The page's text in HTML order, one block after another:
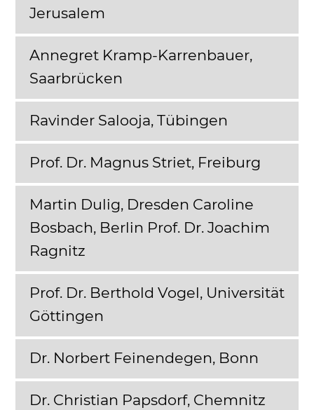
Jerusalem
Annegret Kramp-Karrenbauer,
Saarbrücken
Ravinder Salooja, Tübingen
Prof. Dr. Magnus Striet, Freiburg
Martin Dulig, Dresden Caroline
Bosbach, Berlin Prof. Dr. Joachim
Ragnitz
Prof. Dr. Berthold Vogel, Universität
Göttingen
Dr. Norbert Feinendegen, Bonn
Dr. Christian Papsdorf, Chemnitz